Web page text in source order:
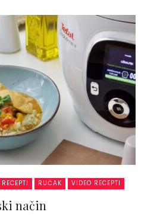
RECEPTI RUČAK VIDEO RECEPTI
način